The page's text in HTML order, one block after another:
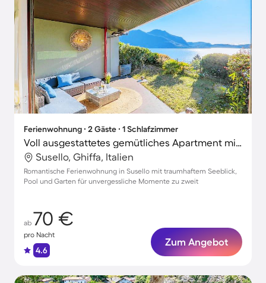
Ferienwohnung ∙ 2 Gäste ∙ 1 Schlafzimmer
Voll ausgestattetes gemütliches Apartment mit Terrasse, Garten und Pool | Bergblick | Haustiere sind willkommen
Susello, Ghiffa, Italien
Romantische Ferienwohnung in Susello mit traumhaftem Seeblick,
Pool und Garten für unvergessliche Momente zu zweit
ab 70 €
pro Nacht
4.6
Zum Angebot